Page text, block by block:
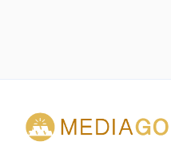
contenuto